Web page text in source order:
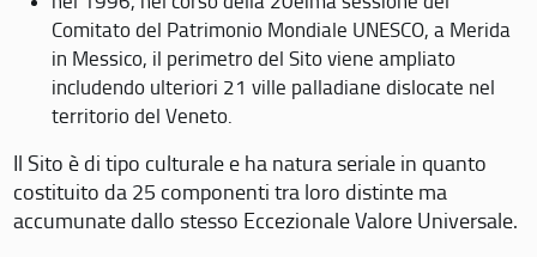
Comitato del Patrimonio Mondiale UNESCO, a Merida
in Messico, il perimetro del Sito viene ampliato
includendo ulteriori 21 ville palladiane dislocate nel
territorio del Veneto.
Il Sito è di tipo culturale e ha natura seriale in quanto
costituito da 25 componenti tra loro distinte ma
accumunate dallo stesso Eccezionale Valore Universale.